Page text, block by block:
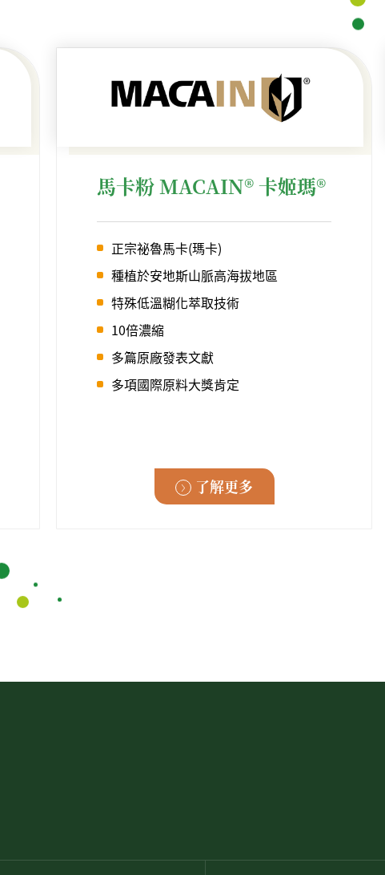
馬卡粉 MACAIN® 卡姬瑪®
正宗祕魯馬卡(瑪卡)
種植於安地斯山脈高海拔地區
特殊低溫糊化萃取技術
10倍濃縮
多篇原廠發表文獻
多項國際原料大獎肯定
了解更多